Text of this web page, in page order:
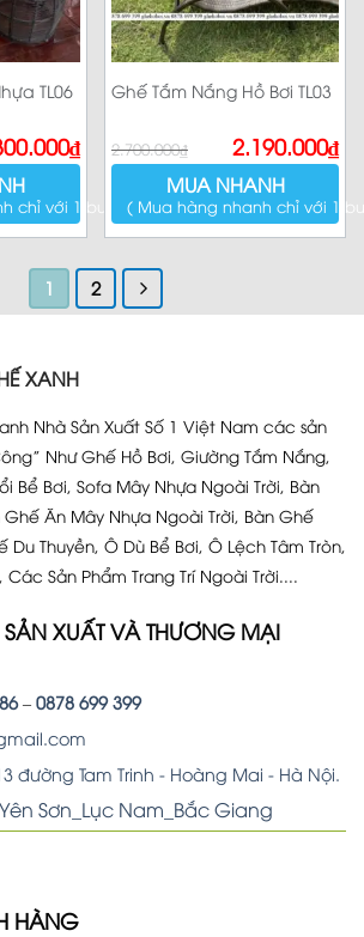
TL06
₫
chỉ với 1 bước )
Ghế Tắm Nắng Hồ Bơi TL03
2.700.000₫
Giá
gốc
là:
2.700.000₫.
2.190.000₫
Giá
hiện
tại
2.190.000₫.
MUA NHANH
( Mua hàng nhanh chỉ với 1
1 2
XANH
Nhà Sản Xuất Số 1 Việt Nam các sản
Như Ghế Hồ Bơi, Giường Tắm Nắng,
Bể Bơi, Sofa Mây Nhựa Ngoài Trời, Bàn
Ăn Mây Nhựa Ngoài Trời, Bàn Ghế
Du Thuyền, Ô Dù Bể Bơi, Ô Lệch Tâm Tròn,
Sản Phẩm Trang Trí Ngoài Trời....
XUẤT VÀ THƯƠNG MẠI
– 0878 699 399
đường Tam Trinh - Hoàng Mai - Hà Nội.
Sơn_Lục Nam_Bắc Giang
HÀNG